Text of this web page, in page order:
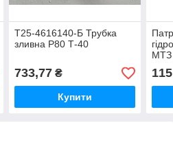
Т25-4616140-Б Трубка
зливна Р80 Т-40
733,77₴
Купити
МТЗ